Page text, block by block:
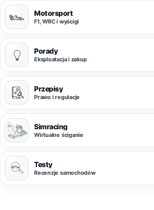
Motorsport
F1, WRC i wyścigi
Porady
Eksploatacja i zakup
Przepisy
Prawo i regulacje
Simracing
Wirtualne ściganie
Testy
Recenzje samochodów